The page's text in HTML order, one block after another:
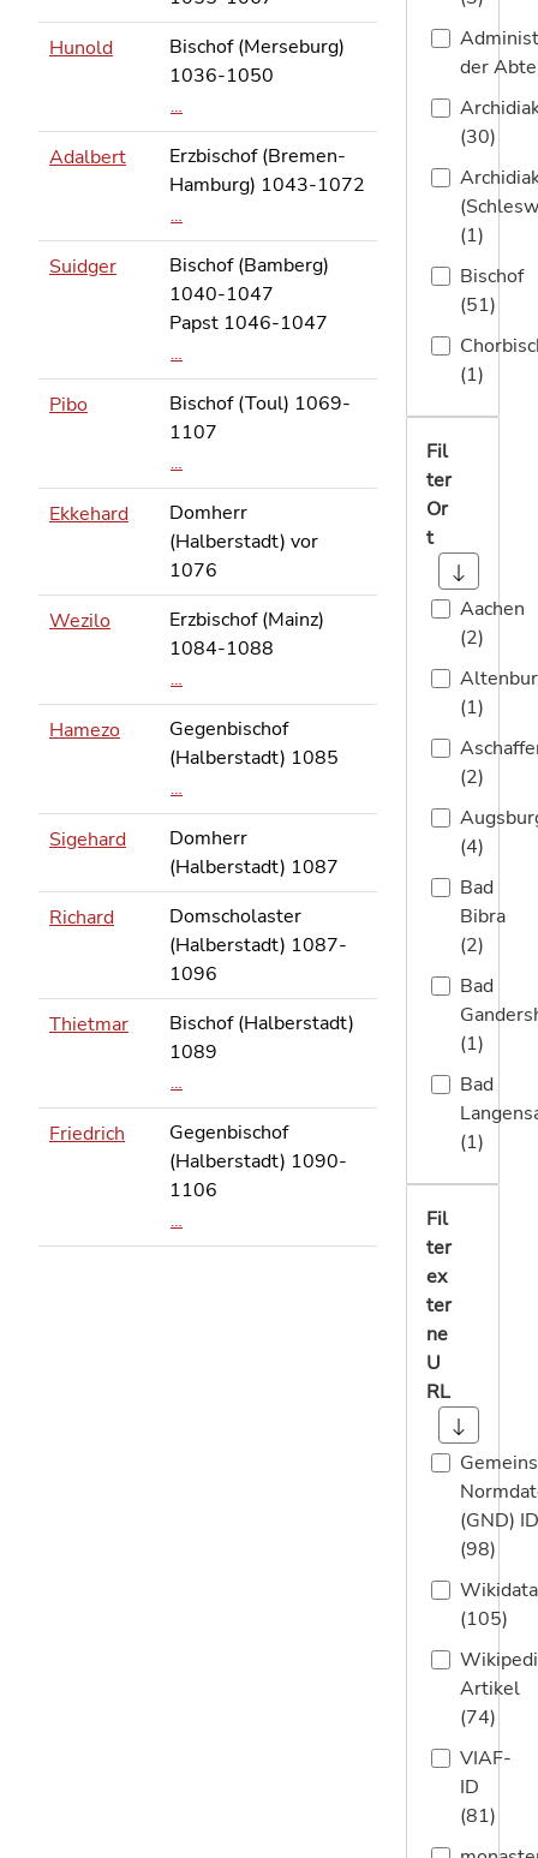
Hunold
Bischof (Merseburg)
1036-1050
…
Adalbert
Erzbischof (Bremen-
Hamburg) 1043-1072
…
Suidger
Bischof (Bamberg)
1040-1047
Papst 1046-1047
…
Pibo
Bischof (Toul) 1069-
1107
…
Ekkehard
Domherr
(Halberstadt) vor
1076
Wezilo
Erzbischof (Mainz)
1084-1088
…
Hamezo
Gegenbischof
(Halberstadt) 1085
…
Sigehard
Domherr
(Halberstadt) 1087
Richard
Domscholaster
(Halberstadt) 1087-
1096
Thietmar
Bischof (Halberstadt)
1089
…
Friedrich
Gegenbischof
(Halberstadt) 1090-
1106
…
der
(30)
(1)
Bischof
(51)
(1)
Fil
ter
Or
t
Aachen
(2)
(1)
(2)
(4)
Bad
Bibra
(2)
Bad
(1)
Bad
(1)
Fil
ter
ex
ter
ne
U
RL
(GND) ID
(98)
Wikidata
(105)
Artikel
(74)
VIAF-
ID
(81)